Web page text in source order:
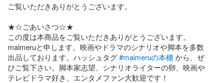
ご覧いただきありがとうございます。
★☆ごあいさつ☆★
この度は本商品をご覧いただきありがとうございます。
maimeruと申します。映画やドラマのシナリオや脚本を多数
出品しております。ハッシュタグ #maimeruの本棚 から、ぜ
ひご覧下さい。脚本家志望、シナリオライターの卵、映画や
テレビドラマ好き、エンタメファン大歓迎です！